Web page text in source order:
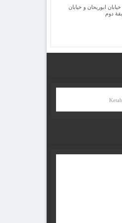
ابوریحان و خیابان